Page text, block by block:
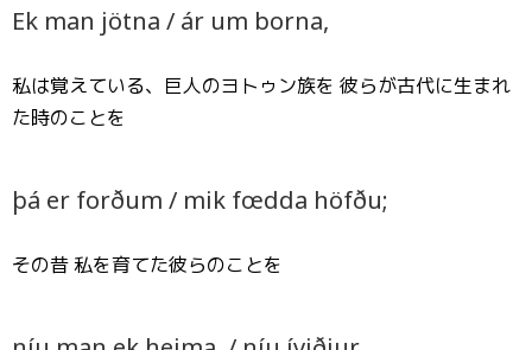
Ek man jötna / ár um borna,
私は覚えている、巨人のヨトゥン族を 彼らが古代に生まれ
た時のことを
þá er forðum / mik fœdda höfðu;
その昔 私を育てた彼らのことを